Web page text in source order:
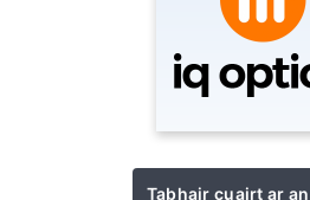
Tabhair cuairt ar